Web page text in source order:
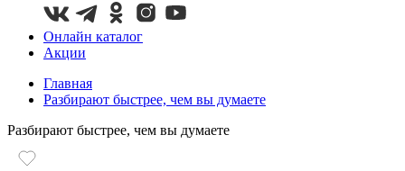
Онлайн каталог
Акции
Главная
Разбирают быстрее, чем вы думаете
Разбирают быстрее, чем вы думаете